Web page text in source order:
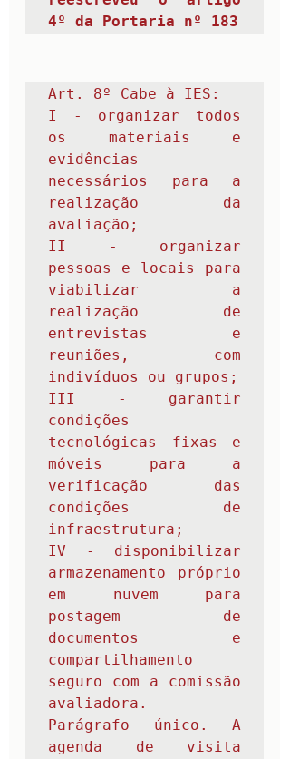
4º da Portaria nº 183
Art. 8º Cabe à IES:
I - organizar todos
os materiais e
evidências
necessários para a
realização da
avaliação;
II - organizar
pessoas e locais para
viabilizar a
realização de
entrevistas e
reuniões, com
indivíduos ou grupos;
III - garantir
condições
tecnológicas fixas e
móveis para a
verificação das
condições de
infraestrutura;
IV - disponibilizar
armazenamento próprio
em nuvem para
postagem de
documentos e
compartilhamento
seguro com a comissão
avaliadora.
Parágrafo único. A
agenda de visita